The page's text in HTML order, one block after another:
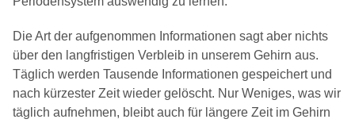
Die Art der aufgenommen Informationen sagt aber nichts
über den langfristigen Verbleib in unserem Gehirn aus.
Täglich werden Tausende Informationen gespeichert und
nach kürzester Zeit wieder gelöscht. Nur Weniges, was wir
täglich aufnehmen, bleibt auch für längere Zeit im Gehirn